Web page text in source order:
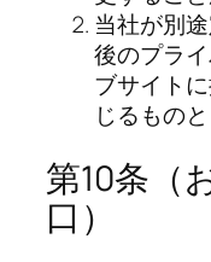
当社が別
後のプラ
ブサイト
じるものと
第10条（
口）